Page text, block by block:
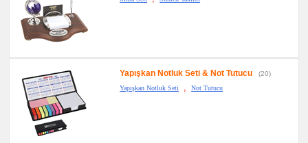
Yapışkan Notluk Seti & Not Tutucu
(20)
Yapışkan Notluk Seti
Not Tutucu